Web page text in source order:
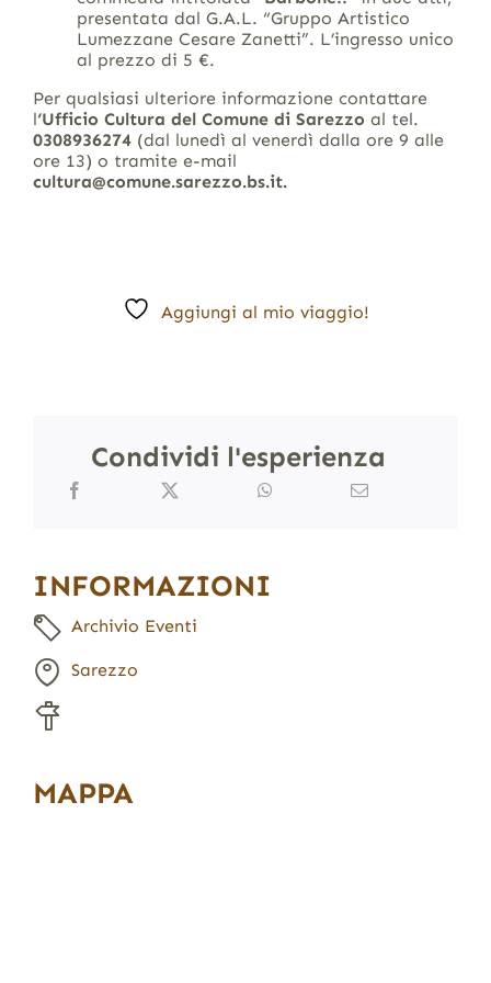
presentata dal G.A.L. “Gruppo Artistico
Lumezzane Cesare Zanetti”. L’ingresso unico
al prezzo di 5 €.
Per qualsiasi ulteriore informazione contattare
l‘Ufficio Cultura del Comune di Sarezzo al tel.
0308936274(dal lunedì al venerdì dalla ore 9 alle
ore 13) o tramite e-mail
cultura@comune.sarezzo.bs.it.
Aggiungi al mio viaggio!
Condividi l'esperienza
INFORMAZIONI
Archivio Eventi
Sarezzo
MAPPA